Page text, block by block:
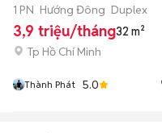
1 PN Hướng Đông Duplex
3,9 triệu/tháng32 m²
Tp Hồ Chí Minh
Thành Phát 5.0